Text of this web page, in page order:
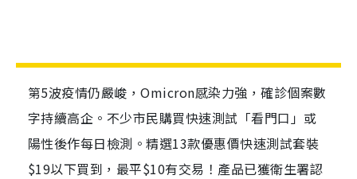
第5波疫情仍嚴峻，Omicron感染力強，確診個案數
字持續高企。不少市民購買快速測試「看門口」或
陽性後作每日檢測。精選13款優惠價快速測試套裝
$19以下買到，最平$10有交易！產品已獲衛生署認